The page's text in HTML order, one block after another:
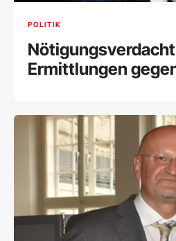
POLITIK
Ermittlungen